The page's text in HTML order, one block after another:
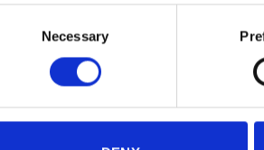
Necessary
Technical Tshirt TECKEL